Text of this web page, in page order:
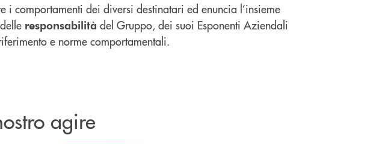
i comportamenti dei diversi destinatari ed enuncia l’insieme
responsabilità del Gruppo, dei suoi Esponenti Aziendali
e norme comportamentali.
agire